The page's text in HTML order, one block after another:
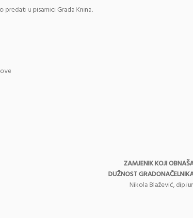
u pisarnici Grada Knina.
ZAMJENIK KOJI
DUŽNOST
Nikola Blažević,